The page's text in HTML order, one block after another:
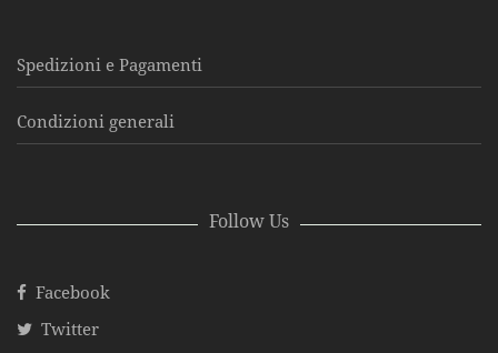
Spedizioni e Pagamenti
Condizioni generali
Follow Us
Facebook
Twitter